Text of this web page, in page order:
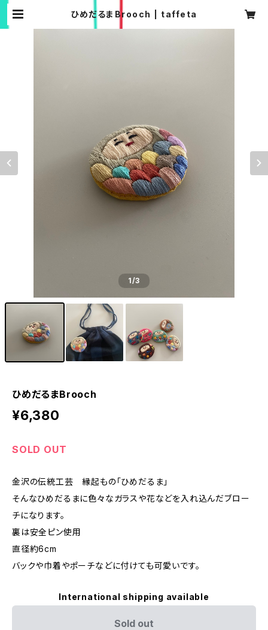
ひめだるまBrooch | taffeta
1/3
ひめだるまBrooch
¥6,380
SOLD OUT
金沢の伝統工芸 縁起もの「ひめだるま」
そんなひめだるまに色々なガラスや花などを入れ込んだブロー
チになります。
裏は安全ピン使用
直径約6cm
バックや巾着やポーチなどに付けても可愛いです。
International shipping available
Sold out